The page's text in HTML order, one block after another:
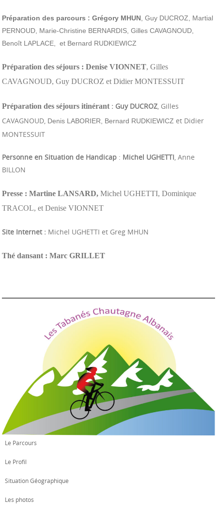
Préparation des parcours : Grégory MHUN , Guy DUCROZ, Martial
PERNOUD, Marie-Christine BERNARDIS, Gilles CAVAGNOUD,
Benoît LAPLACE, et Bernard RUDKIEWICZ
Préparation des séjours : Denise VIONNET, Gilles
CAVAGNOUD, Guy DUCROZ et Didier MONTESSUIT
Préparation des séjours itinérant : Guy DUCROZ, Gilles
CAVAGNOUD, Denis LABORIER, Bernard RUDKIEWICZ et Didier
MONTESSUIT
Personne en Situation de Handicap : Michel UGHETTI, Anne
BILLON
Presse : Martine LANSARD, Michel UGHETTI, Dominique
TRACOL, et Denise VIONNET
Site Internet : Michel UGHETTI et Greg MHUN
Thé dansant : Marc GRILLET
Le Parcours
Le Profil
Situation Géographique
Les photos